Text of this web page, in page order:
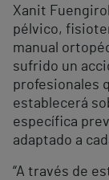
Xanit
pélvico,
manual
sufrido un
profesionales
establecerá
específica
adaptado a
“A través de